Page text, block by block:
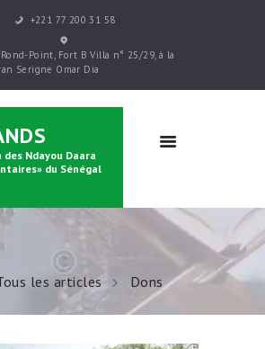
+221 77 200 31 58
Point, Fort B Villa n° 25/29, à la
Serigne Omar Dia
Ndayou Daara
du Sénégal
les articles Dons